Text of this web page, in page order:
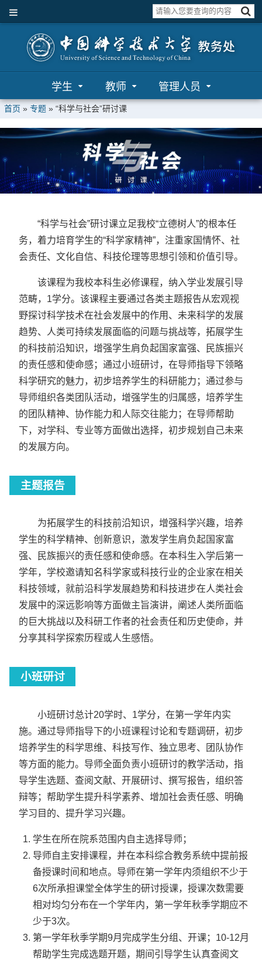
学生 教师 管理人员
首页 » 专题 » “科学与社会”研讨课
“科学与社会”研讨课立足我校“立德树人”的根本任
务，着力培育学生的“科学家精神”，注重家国情怀、社
会责任、文化自信、科技伦理等思想引领和价值引导。
该课程为我校本科生必修课程，纳入学业发展引导
范畴，1学分。该课程主要通过各类主题报告从宏观视
野探讨科学技术在社会发展中的作用、未来科学的发展
趋势、人类可持续发展面临的问题与挑战等，拓展学生
的科技前沿知识，增强学生肩负起国家富强、民族振兴
的责任感和使命感；通过小班研讨，在导师指导下领略
科学研究的魅力，初步培养学生的科研能力；通过参与
导师组织各类团队活动，增强学生的归属感，培养学生
的团队精神、协作能力和人际交往能力；在导师帮助
下，对学科、专业等方面做出选择，初步规划自己未来
的发展方向。
主题报告
为拓展学生的科技前沿知识，增强科学兴趣，培养
学生的科学精神、创新意识，激发学生肩负起国家富
强、民族振兴的责任感和使命感。在本科生入学后第一
学年，学校邀请知名科学家或科技行业的企业家在相关
科技领域，就前沿科学发展趋势和科技进步在人类社会
发展中的深远影响等方面做主旨演讲，阐述人类所面临
的巨大挑战以及科研工作者的社会责任和历史使命，并
分享其科学探索历程或人生感悟。
小班研讨
小班研讨总计20学时、1学分，在第一学年内实
施。通过导师指导下的小班课程讨论和专题调研，初步
培养学生的科学思维、科技写作、独立思考、团队协作
等方面的能力。导师全面负责小班研讨的教学活动，指
导学生选题、查阅文献、开展研讨、撰写报告，组织答
辩等；帮助学生提升科学素养、增加社会责任感、明确
学习目的、提升学习兴趣。
学生在所在院系范围内自主选择导师；
导师自主安排课程，并在本科综合教务系统中提前报
备授课时间和地点。导师在第一学年内须组织不少于
6次所承担课堂全体学生的研讨授课，授课次数需要
相对均匀分布在一个学年内，第一学年秋季学期应不
少于3次。
第一学年秋季学期9月完成学生分组、开课；10-12月
帮助学生完成选题开题，期间引导学生认真查阅文